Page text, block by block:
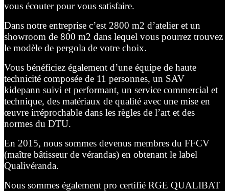
vous écouter pour vous satisfaire.
Dans notre entreprise c’est 2800 m2 d’atelier et un
showroom de 800 m2 dans lequel vous pourrez trouvez
le modèle de pergola de votre choix.
Vous bénéficiez également d’une équipe de haute
technicité composée de 11 personnes, un SAV
kidepann suivi et performant, un service commercial et
technique, des matériaux de qualité avec une mise en
œuvre irréprochable dans les règles de l’art et des
normes du DTU.
En 2015, nous sommes devenus membres du FFCV
(maître bâtisseur de vérandas) en obtenant le label
Qualivéranda.
Nous sommes également pro certifié RGE QUALIBAT